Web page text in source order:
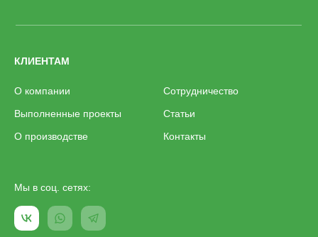
КЛИЕНТАМ
О компании
Выполненные проекты
О производстве
Сотрудничество
Статьи
Контакты
Мы в соц. сетях: